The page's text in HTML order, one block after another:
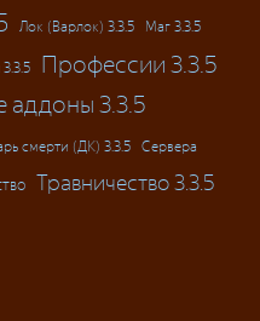
Лок (Варлок) 3.3.5 Маг 3.3.5
Профессии 3.3.5
аддоны 3.3.5
смерти (ДК) 3.3.5 Сервера
Травничество 3.3.5